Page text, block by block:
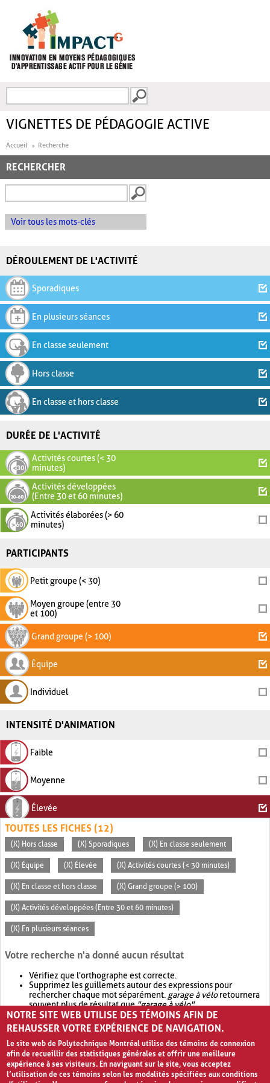
FORMULAIRE DE
VIGNETTES DE PÉDAGOGIE ACTIVE
Accueil Recherche
RECHERCHER
Voir tous les mots-clés
DÉROULEMENT DE L'ACTIVITÉ
Sporadiques
En plusieurs séances
En classe seulement
Hors classe
En classe et hors classe
DURÉE DE L'ACTIVITÉ
Activités courtes (< 30
minutes)
Activités développées
(Entre 30 et 60 minutes)
Activités élaborées (> 60
minutes)
PARTICIPANTS
Petit groupe (< 30)
Moyen groupe (entre 30
et 100)
Grand groupe (> 100)
Équipe
Individuel
INTENSITÉ D'ANIMATION
Faible
Moyenne
Élevée
TOUTES LES FICHES (12)
(X) Hors classe (X) Sporadiques (X) En classe seulement
(X) Équipe (X) Élevée (X) Activités courtes (< 30 minutes)
(X) En classe et hors classe (X) Grand groupe (> 100)
(X) Activités développées (Entre 30 et 60 minutes)
(X) En plusieurs séances
Votre recherche n'a donné aucun résultat
Vérifiez que l'orthographe est correcte.
Supprimez les guillemets autour des expressions pour
rechercher chaque mot séparément. garage à véloretournera
souvent plus de résultat que"garage à vélo".
Envisagez d'élargir votre recherche avec OR.garage OR vélo
retournera souvent plus de résultat quegarage à vélo
NOTRE SITE WEB UTILISE DES TÉMOINS AFIN DE
REHAUSSER VOTRE EXPÉRIENCE DE NAVIGATION.
Le site web de Polytechnique Montréal utilise des témoins de connexion
afin de recueillir des statistiques générales et offrir une meilleure
expérience à ses visiteurs. En naviguant sur le site, vous acceptez
l’utilisation de ces témoins selon les modalités spécifiées aux conditions